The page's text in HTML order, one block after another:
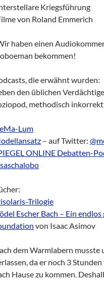
Kriegsführung
von Roland Emmerich
haben einen
bekommen!
die erwähnt wurden:
den üblichen
methodisch
Lum
– auf Twitter:
ONLINE Debatten-
Trilogie
Escher Bach – Ein
von Isaac Asimov
dem Warmlabern musste
da er noch 3
Hause zu kommen.